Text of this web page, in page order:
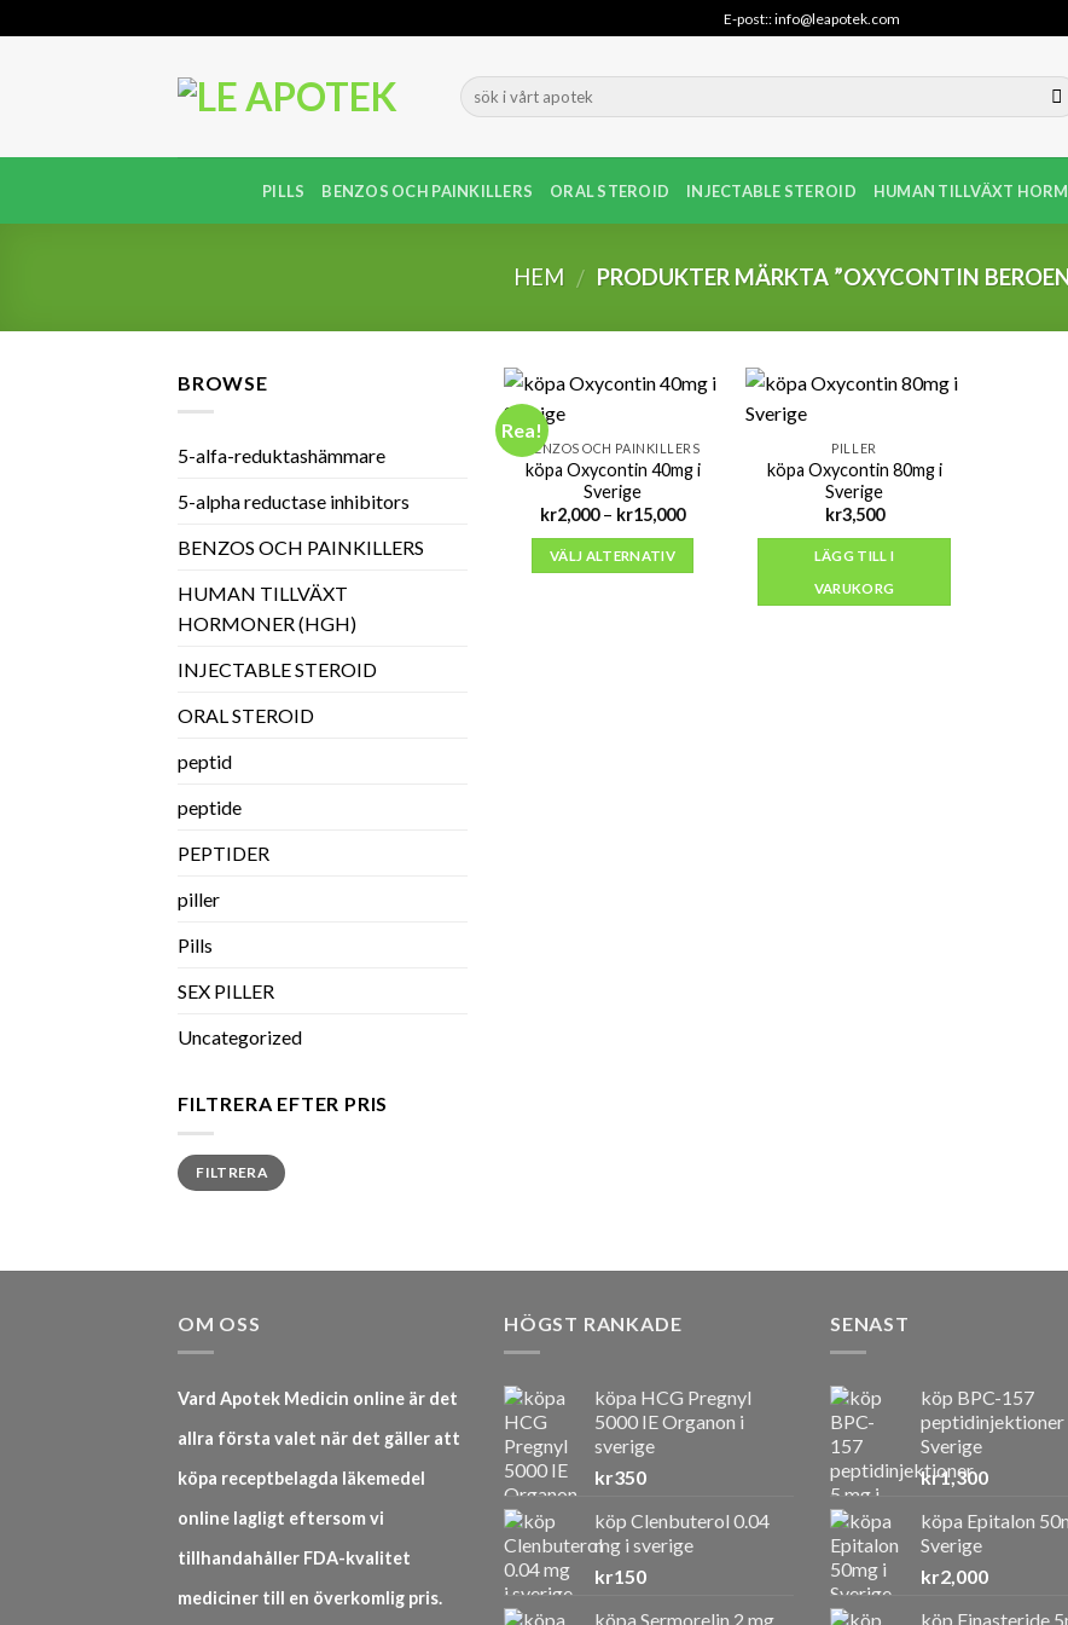
to
E-post:: info@leapotek.com
PILLS BENZOS OCH PAINKILLERS ORAL STEROID INJECTABLE STEROID HUMAN TILLVÄXT
HEM / PRODUKTER MÄRKTA ”OXYCONTIN
BROWSE
5-alfa-reduktashämmare
5-alpha reductase inhibitors
BENZOS OCH PAINKILLERS
HUMAN TILLVÄXT
HORMONER (HGH)
INJECTABLE STEROID
ORAL STEROID
peptid
peptide
PEPTIDER
piller
Pills
SEX PILLER
Uncategorized
FILTRERA EFTER PRIS
Min
pris
Max
prisFILTRERA
Rea!
BENZOS OCH PAINKILLERS
köpa Oxycontin 40mg i
Sverige
kr2,000 – kr15,000Prisintervall:
VÄLJ ALTERNATIV
PILLER
köpa Oxycontin 80mg i
Sverige
kr3,500
LÄGG TILL I
VARUKORG
OM OSS
Vard Apotek Medicin online är det
allra första valet när det gäller att
köpa receptbelagda läkemedel
online lagligt eftersom vi
tillhandahåller FDA-kvalitet
mediciner till en överkomlig pris.
HÖGST RANKADE
köpa HCG Pregnyl
5000 IE Organon i
sverige
kr350
köp Clenbuterol 0.04
mg i sverige
kr150
köpa Sermorelin 2 mg
SENAST
köp BPC-157
peptidinjektioner
Sverige
kr1,300
köpa Epitalon
Sverige
kr2,000
köp Finasteride